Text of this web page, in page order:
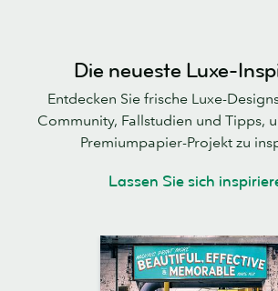
Die neueste Luxe-
Entdecken Sie frische Luxe-
Community, Fallstudien und Tipps,
Premiumpapier-Projekt zu
Lassen Sie sich